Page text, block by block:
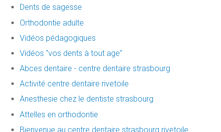
Dents de sagesse
Orthodontie adulte
Vidéos pédagogiques
Vidéos "vos dents à tout age"
Abces dentaire - centre dentaire strasbourg
Activité centre dentaire rivetoile
Anesthesie chez le dentiste strasbourg
Attelles en orthodontie
Bienvenue au centre dentaire strasbourg rivetoile